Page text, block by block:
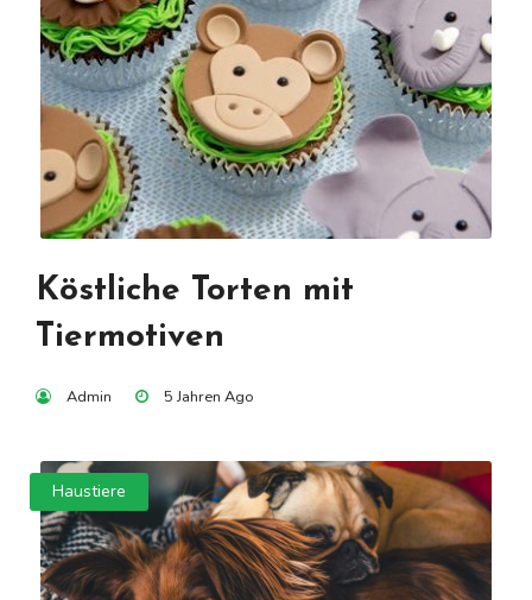
Köstliche Torten mit
Tiermotiven
Admin 5 Jahren Ago
Haustiere